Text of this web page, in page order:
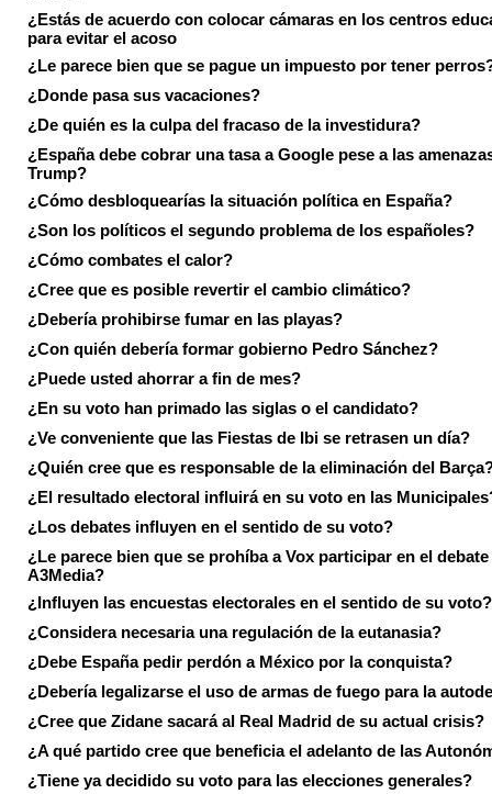
¿Estás de acuerdo con colocar cámaras en los centros
para evitar el acoso
¿Le parece bien que se pague un impuesto por tener
¿Donde pasa sus vacaciones?
¿De quién es la culpa del fracaso de la investidura?
¿España debe cobrar una tasa a Google pese a las
Trump?
¿Cómo desbloquearías la situación política en España?
¿Son los políticos el segundo problema de los españoles?
¿Cómo combates el calor?
¿Cree que es posible revertir el cambio climático?
¿Debería prohibirse fumar en las playas?
¿Con quién debería formar gobierno Pedro Sánchez?
¿Puede usted ahorrar a fin de mes?
¿En su voto han primado las siglas o el candidato?
¿Ve conveniente que las Fiestas de Ibi se retrasen un día?
¿Quién cree que es responsable de la eliminación del
¿El resultado electoral influirá en su voto en las
¿Los debates influyen en el sentido de su voto?
¿Le parece bien que se prohíba a Vox participar en el debate
A3Media?
¿Influyen las encuestas electorales en el sentido de su voto?
¿Considera necesaria una regulación de la eutanasia?
¿Debe España pedir perdón a México por la conquista?
¿Debería legalizarse el uso de armas de fuego para la
¿Cree que Zidane sacará al Real Madrid de su actual crisis?
¿A qué partido cree que beneficia el adelanto de las
¿Tiene ya decidido su voto para las elecciones generales?